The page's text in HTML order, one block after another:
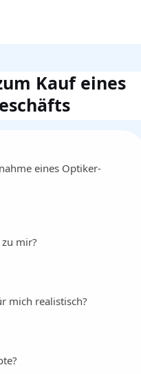
Kauf eines
eines Optiker-
mir?
mich realistisch?